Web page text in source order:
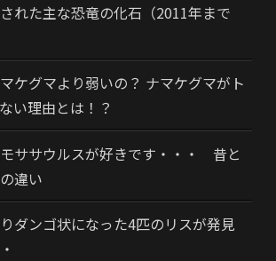
れた主な恐竜の化石（2011年まで
ケグマより弱いの？ ナマケグマがト
い理由とは！？
ササウルスが好きです・・・ 昔と
違い
ダンゴ状になった4匹のリスが発見